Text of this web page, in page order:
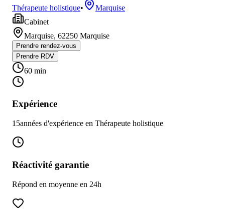
Thérapeute holistique•
Marquise
Cabinet
Marquise, 62250 Marquise
Prendre rendez-vous
Prendre RDV
60 min
Expérience
15années d'expérience en Thérapeute holistique
Réactivité garantie
Répond en moyenne en 24h